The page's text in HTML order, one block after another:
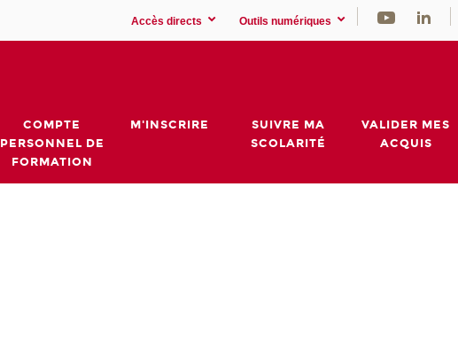
Accès directs Outils numériques
COMPTE
PERSONNEL DE
FORMATION
M'INSCRIRE
SUIVRE MA
SCOLARITÉ
VALIDER MES
ACQUIS